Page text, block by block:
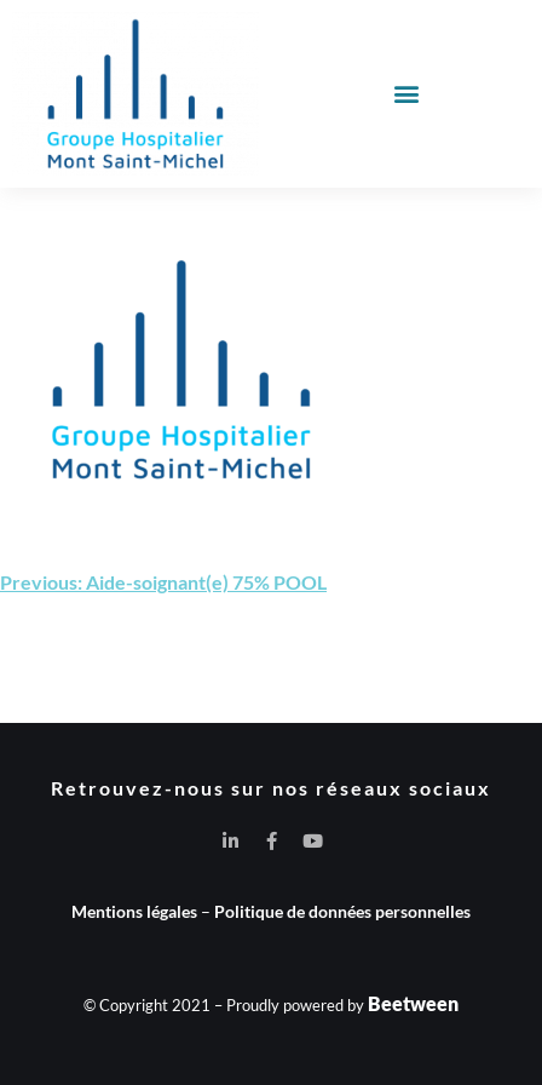
Previous: Aide-soignant(e) 75% POOL
Retrouvez-nous sur nos réseaux sociaux
Mentions légales – Politique de données personnelles
© Copyright 2021 – Proudly powered by Beetween